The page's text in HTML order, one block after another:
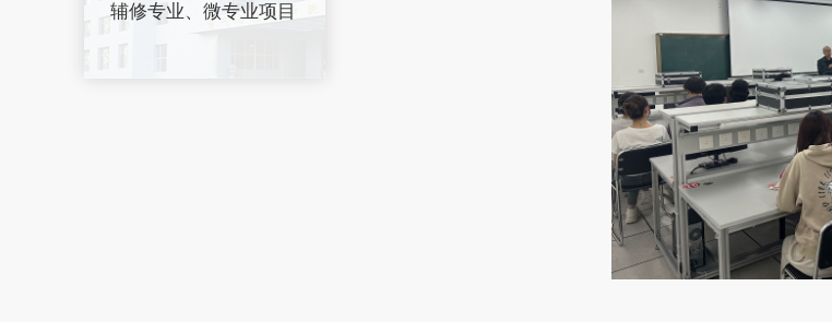
辅修专业、微专业项目